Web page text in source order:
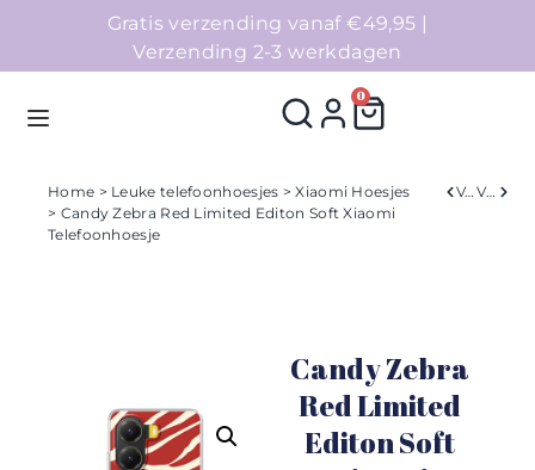
Gratis verzending vanaf €49,95 |
Verzending 2-3 werkdagen
0
Homepage
Home > Leuke telefoonhoesjes >Xiaomi Hoesjes
> Candy Zebra Red Limited Editon Soft Xiaomi
Telefoonhoesje
Verleden Volgend
Candy Zebra
Red Limited
Editon Soft